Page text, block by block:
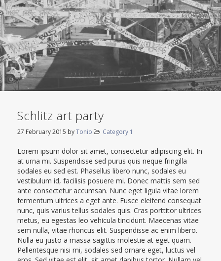
Schlitz art party
27 February 2015 byTonio Category 1
Lorem ipsum dolor sit amet, consectetur adipiscing elit. In
at urna mi. Suspendisse sed purus quis neque fringilla
sodales eu sed est. Phasellus libero nunc, sodales eu
vestibulum id, facilisis posuere mi. Donec mattis sem sed
ante consectetur accumsan. Nunc eget ligula vitae lorem
fermentum ultrices a eget ante. Fusce eleifend consequat
nunc, quis varius tellus sodales quis. Cras porttitor ultrices
metus, eu egestas leo vehicula tincidunt. Maecenas vitae
sem nulla, vitae rhoncus elit. Suspendisse ac enim libero.
Nulla eu justo a massa sagittis molestie at eget quam.
Pellentesque nisi mi, sodales sed ornare eget, luctus vel